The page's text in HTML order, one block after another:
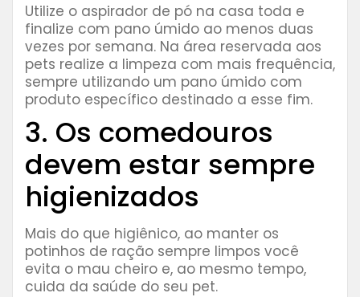
Utilize o aspirador de pó na casa toda e
finalize com pano úmido ao menos duas
vezes por semana. Na área reservada aos
pets realize a limpeza com mais frequência,
sempre utilizando um pano úmido com
produto específico destinado a esse fim.
3. Os comedouros
devem estar sempre
higienizados
Mais do que higiênico, ao manter os
potinhos de ração sempre limpos você
evita o mau cheiro e, ao mesmo tempo,
cuida da saúde do seu pet.